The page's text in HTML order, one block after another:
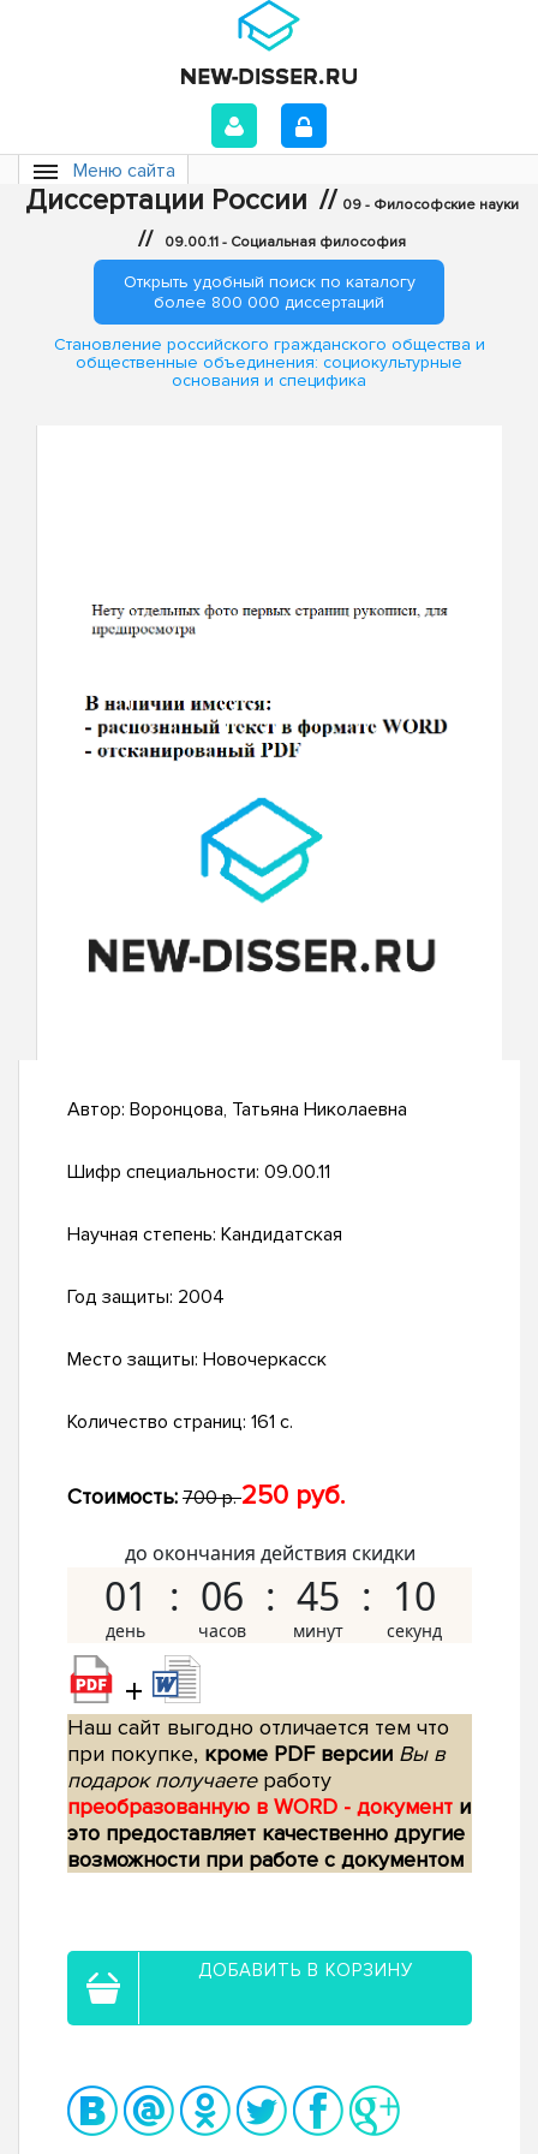
Меню сайта
Диссертации России // 09 - Философские науки
// 09.00.11 - Социальная философия
Открыть удобный поиск по каталогу
более 800 000 диссертаций
Становление российского гражданского общества и
общественные объединения: социокультурные
основания и специфика
Автор: Воронцова, Татьяна Николаевна
Шифр специальности: 09.00.11
Научная степень: Кандидатская
Год защиты: 2004
Место защиты: Новочеркасск
Количество страниц: 161 с.
Стоимость: 700 р.250 руб.
до окончания действия скидки
01 06 45 09
+
Наш сайт выгодно отличается тем что
при покупке, кроме PDF версии Вы в
подарок получаетеработу
преобразованную в WORD - документ и
это предоставляет качественно другие
возможности при работе с документом
ДОБАВИТЬ В КОРЗИНУ